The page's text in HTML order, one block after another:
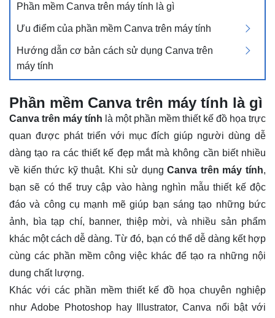
Phần mềm Canva trên máy tính là gì
Ưu điểm của phần mềm Canva trên máy tính
Hướng dẫn cơ bản cách sử dụng Canva trên
máy tính
Phần mềm Canva trên máy tính là gì
Canva trên máy tính là một phần mềm thiết kế đồ họa trực
quan được phát triển với mục đích giúp người dùng dễ
dàng tạo ra các thiết kế đẹp mắt mà không cần biết nhiều
về kiến thức kỹ thuật. Khi sử dụngCanva trên máy tính,
bạn sẽ có thể truy cập vào hàng nghìn mẫu thiết kế độc
đáo và công cụ mạnh mẽ giúp bạn sáng tạo những bức
ảnh, bìa tạp chí, banner, thiệp mời, và nhiều sản phẩm
khác một cách dễ dàng. Từ đó, bạn có thể dễ dàng kết hợp
cùng các phần mềm công việc khác để tạo ra những nội
dung chất lượng.
Khác với các phần mềm thiết kế đồ họa chuyên nghiệp
như Adobe Photoshop hay Illustrator, Canva nổi bật với